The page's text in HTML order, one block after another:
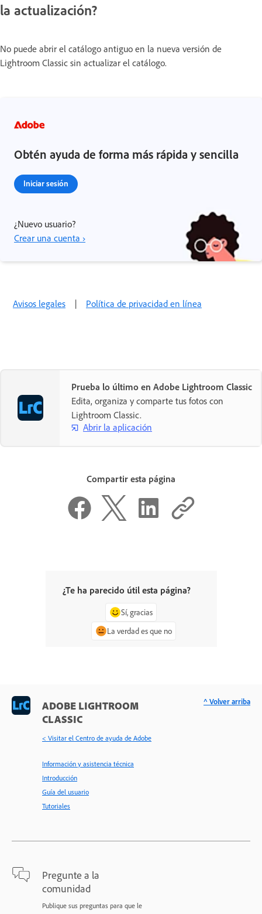
la actualización?
No puede abrir el catálogo antiguo en la nueva versión de
Lightroom Classic sin actualizar el catálogo.
Obtén ayuda de forma más rápida y sencilla
Iniciar sesión
¿Nuevo usuario?
Crear una cuenta ›
Avisos legales | Política de privacidad en línea
Prueba lo último en Adobe Lightroom Classic
Edita, organiza y comparte tus fotos con
Lightroom Classic.
Abrir la aplicación
Compartir esta página
¿Te ha parecido útil esta página?
Sí, gracias
La verdad es que no
ADOBE LIGHTROOM
CLASSIC
< Visitar el Centro de ayuda de Adobe
Información y asistencia técnica
Introducción
Guía del usuario
Tutoriales
Pregunte a la
comunidad
Publique sus preguntas para que le
^ Volver arriba